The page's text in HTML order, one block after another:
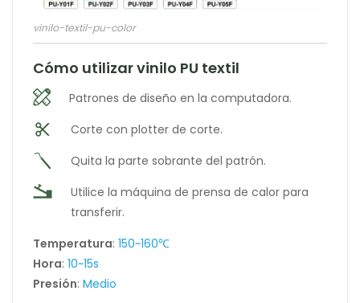
vinilo-textil-pu-color
Cómo utilizar vinilo PU textil
Patrones de diseño en la computadora.
Corte con plotter de corte.
Quita la parte sobrante del patrón.
Utilice la máquina de prensa de calor para
transferir.
Temperatura: 150~160℃
Hora: 10~15s
Presión: Medio